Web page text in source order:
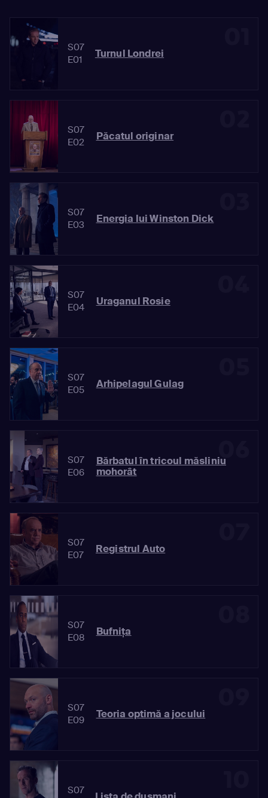
S07
E01
Turnul Londrei
S07
E02
Păcatul originar
S07
E03
Energia lui Winston Dick
S07
E04
Uraganul Rosie
S07
E05
Arhipelagul Gulag
06
S07
E06
Bărbatul în tricoul măsliniu
mohorât
S07
E07
Registrul Auto
S07
E08
Bufniţa
S07
E09
Teoria optimă a jocului
S07